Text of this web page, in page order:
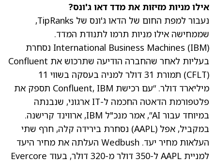
אילו מניות מזיזות את מדד דאו ג'ונס?
נעבור למפת החום של הדאו ג'ונס של TipRanks,
שממחישה אילו מניות תרמו לתנודת המדד.
International Business Machines (IBM)
נסחרת
בעליות לאחר שהחברה הודיעה שתרכוש את Confluent
(CFLT)
תמורת 31 דולר למניה בעסקה בשווי 11
מיליארד דולר. “עם רכישת Confluent, IBM תספק את
פלטפורמת הדאטה החכמה ל-IT ארגוני, שנבנתה
במיוחד עבור AI”, אמר מנכ"ל IBM, ארווינד קרישנה.
במקביל, אפל (AAPL)
נסחרת בירידה קלה, חרף שתי
העלאות מחיר יעד. Wedbush העלתה את מחיר היעד
למניית AAPL ל-350 דולר מ-320 דולר, בעוד Evercore